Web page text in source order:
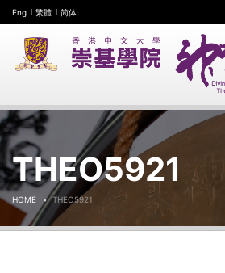
Eng 繁體 简体
THEO5921
HOME THEO5921